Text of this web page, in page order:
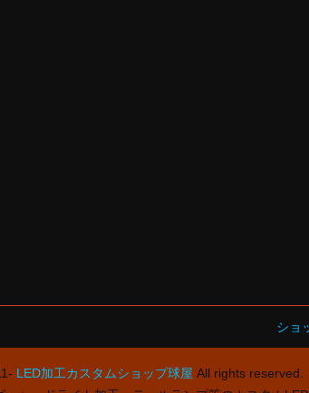
ショ
LED加工カスタムショップ球屋 All rights reserved.